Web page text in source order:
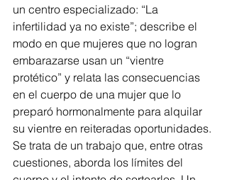
un centro especializado: “La
infertilidad ya no existe”; describe el
modo en que mujeres que no logran
embarazarse usan un “vientre
protético” y relata las consecuencias
en el cuerpo de una mujer que lo
preparó hormonalmente para alquilar
su vientre en reiteradas oportunidades.
Se trata de un trabajo que, entre otras
cuestiones, aborda los límites del